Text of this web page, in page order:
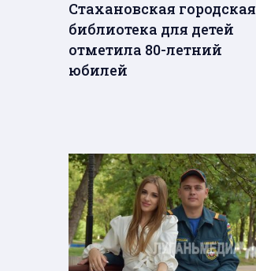
Стахановская городская
библиотека для детей
отметила 80-летний
юбилей